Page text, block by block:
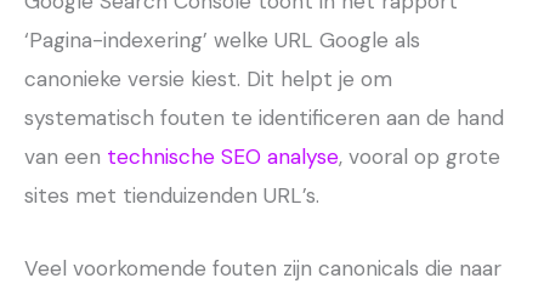
‘Pagina-indexering’ welke URL Google als
canonieke versie kiest. Dit helpt je om
systematisch fouten te identificeren aan de hand
van een technische SEO analyse, vooral op grote
sites met tienduizenden URL’s.
Veel voorkomende fouten zijn canonicals die naar